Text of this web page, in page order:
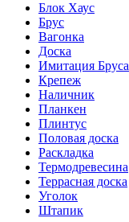
Блок Хаус
Брус
Вагонка
Доска
Имитация Бруса
Крепеж
Наличник
Планкен
Плинтус
Половая доска
Раскладка
Термодревесина
Террасная доска
Уголок
Штапик